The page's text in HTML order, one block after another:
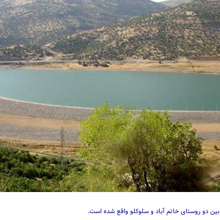
دو روستای خاتم آباد و سلوکلو واقع شده است.